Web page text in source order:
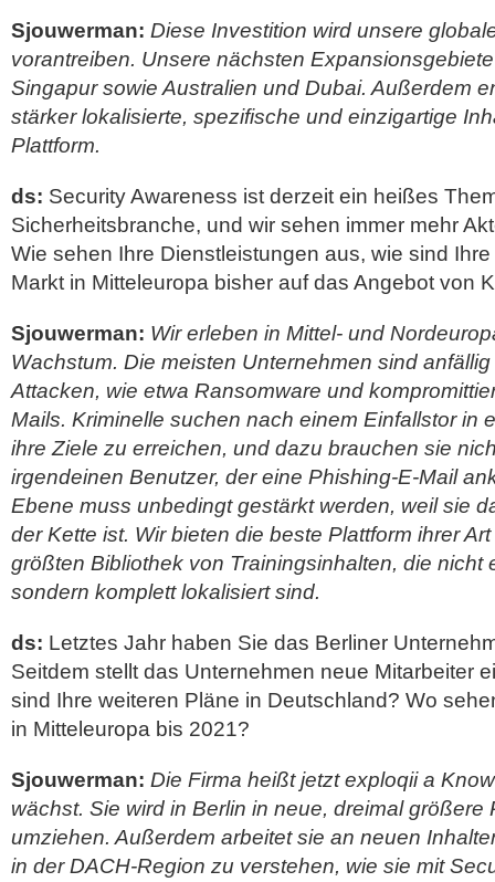
Sjouwerman: Diese Investition wird unsere
vorantreiben. Unsere nächsten
Singapur sowie Australien und Dubai. Außerdem
stärker lokalisierte, spezifische und einzigartige
Plattform.
ds: Security Awareness ist derzeit ein heißes
Sicherheitsbranche, und wir sehen immer mehr
Wie sehen Ihre Dienstleistungen aus, wie sind
Markt in Mitteleuropa bisher auf das Angebot von
Sjouwerman: Wir erleben in Mittel- und
Wachstum. Die meisten Unternehmen sind
Attacken, wie etwa Ransomware und
Mails. Kriminelle suchen nach einem Einfallstor in
ihre Ziele zu erreichen, und dazu brauchen sie
irgendeinen Benutzer, der eine Phishing-E-Mail
Ebene muss unbedingt gestärkt werden, weil sie
der Kette ist. Wir bieten die beste Plattform ihrer
größten Bibliothek von Trainingsinhalten, die nicht
sondern komplett lokalisiert sind.
ds: Letztes Jahr haben Sie das Berliner
Seitdem stellt das Unternehmen neue Mitarbeiter
sind Ihre weiteren Pläne in Deutschland? Wo
in Mitteleuropa bis 2021?
Sjouwerman: Die Firma heißt jetzt exploqii a
wächst. Sie wird in Berlin in neue, dreimal größere
umziehen. Außerdem arbeitet sie an neuen
in der DACH-Region zu verstehen, wie sie mit